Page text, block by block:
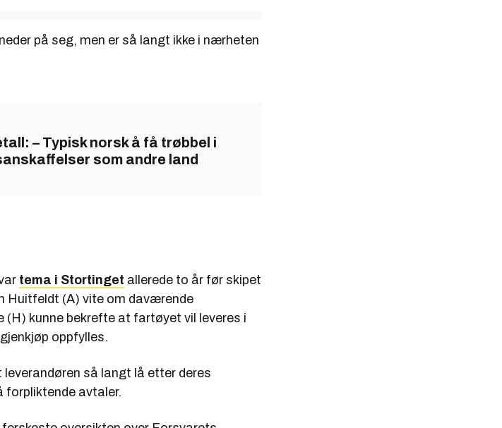
på seg, men er så langt ikke i nærheten
– Typisk norsk å få trøbbel i
som andre land
tema i Stortinget allerede to år før skipet
Huitfeldt (A) vite om daværende
kunne bekrefte at fartøyet vil leveres i
oppfylles.
så langt lå etter deres
forpliktende avtaler.